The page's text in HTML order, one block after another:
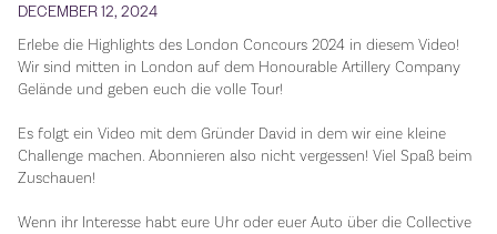
DECEMBER 12, 2024
Erlebe die Highlights des London Concours 2024 in diesem Video!
Wir sind mitten in London auf dem Honourable Artillery Company
Gelände und geben euch die volle Tour!
Es folgt ein Video mit dem Gründer David in dem wir eine kleine
Challenge machen. Abonnieren also nicht vergessen! Viel Spaß beim
Zuschauen!
Wenn ihr Interesse habt eure Uhr oder euer Auto über die Collective